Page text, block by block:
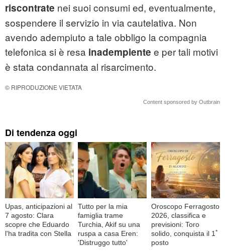
riscontrate nei suoi consumi ed, eventualmente,
sospendere il servizio in via cautelativa. Non
avendo adempiuto a tale obbligo la compagnia
telefonica si è resa inadempiente e per tali motivi
è stata condannata al risarcimento.
© RIPRODUZIONE VIETATA
Content sponsored by Outbrain
Di tendenza oggi
Upas, anticipazioni al
7 agosto: Clara
scopre che Eduardo
l'ha tradita con Stella
Tutto per la mia
famiglia trame
Turchia, Akif su una
ruspa a casa Eren:
'Distruggo tutto'
Oroscopo Ferragosto
2026, classifica e
previsioni: Toro
solido, conquista il 1ﾟ
posto